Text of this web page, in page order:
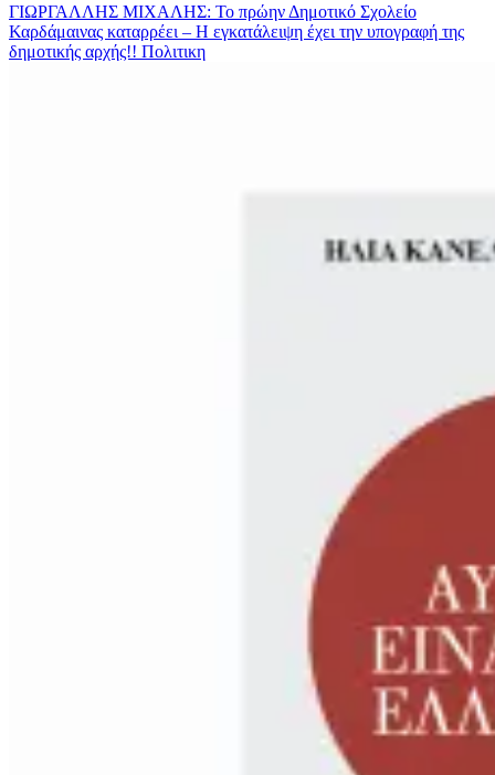
ΓΙΩΡΓΑΛΛΗΣ ΜΙΧΑΛΗΣ: Το πρώην Δημοτικό Σχολείο
Καρδάμαινας καταρρέει – Η εγκατάλειψη έχει την υπογραφή της
δημοτικής αρχής!! Πολιτικη